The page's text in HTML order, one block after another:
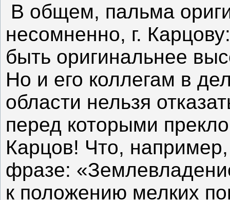
В общем, пальма
несомненно, г.
быть оригинальнее
Но и его коллегам в
области нельзя
перед которыми
Карцов! Что,
фразе:
к положению мелких